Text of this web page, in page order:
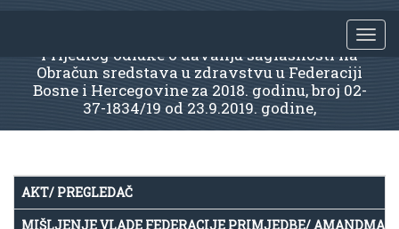
Prijedlog odluke o davanju saglasnosti na
Obračun sredstava u zdravstvu u Federaciji
Bosne i Hercegovine za 2018. godinu, broj 02-
37-1834/19 od 23.9.2019. godine,
AKT/ PREGLEDAČ
MIŠLJENJE VLADE FEDERACIJE PRIMJEDBE/